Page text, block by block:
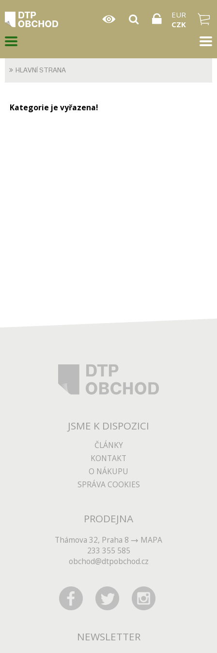
EUR
CZK
HLAVNÍ STRANA
Kategorie je vyřazena!
JSME K DISPOZICI
ČLÁNKY
KONTAKT
O NÁKUPU
SPRÁVA COOKIES
PRODEJNA
Thámova 32, Praha 8
MAPA
233 355 585
obchod@dtpobchod.cz
NEWSLETTER